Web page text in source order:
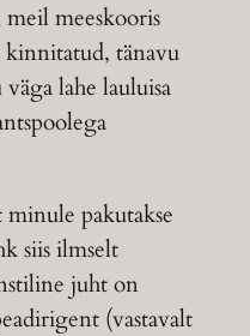
meeskooris
kinnitatud, tänavu
lahe lauluisa
pakutakse
siis ilmselt
juht on
(vastavalt